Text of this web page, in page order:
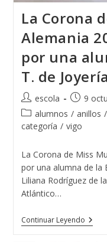
La Corona
Alemania
por una
T. de
Autor
de
la
entrada:
escola
de
la
entrada:
9
Categoría
de
entrada:
alumnos / anillos /
categoría / vigo
La Corona de Miss
por una alumna de la
Liliana Rodríguez de
Atlántico…
Continuar LeyendoLa
Corona